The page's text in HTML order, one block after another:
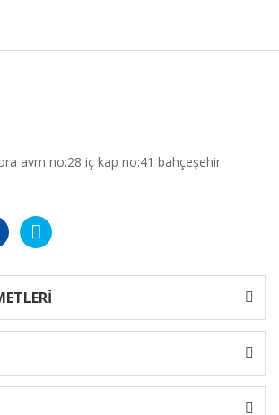
avm no:28 iç kap no:41 bahçeşehir